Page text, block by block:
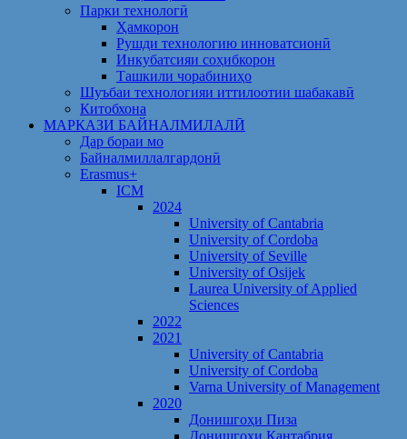
Парки технологӣ
Ҳамкорон
Рушди технологию инноватсионӣ
Инкубатсияи соҳибкорон
Ташкили чорабиниҳо
Шуъбаи технологияи иттилоотии шабакавӣ
Китобхона
МАРКАЗИ БАЙНАЛМИЛАЛӢ
Дар бораи мо
Байналмиллалгардонӣ
Erasmus+
ICM
2024
University of Cantabria
University of Cordoba
University of Seville
University of Osijek
Laurea University of Applied
Sciences
2022
2021
University of Cantabria
University of Cordoba
Varna University of Management
2020
Донишгоҳи Пиза
Донишгоҳи Кантабрия